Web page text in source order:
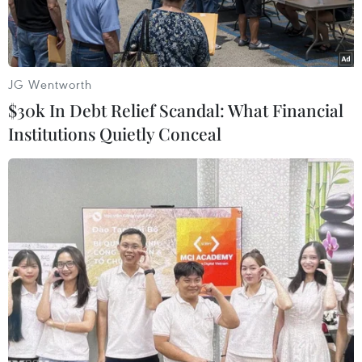
Đại chiến Pháp-Đức sẽ là cuộc đấu trí căng thẳng giữa hai chiến
lược gia Joachim Löw (trái) và Didier Deschamps (phải).
(Nguồn: telegraph)
Sau chiến thắng thuyết phục trong trận tứ kết
với Iceland, đội tuyển Pháp phấn khích hơn bao
giờ hết. Họ mong đợi trận bán kết gặp người
JG Wentworth
$30k In Debt Relief Scandal: What Financial
Institutions Quietly Conceal